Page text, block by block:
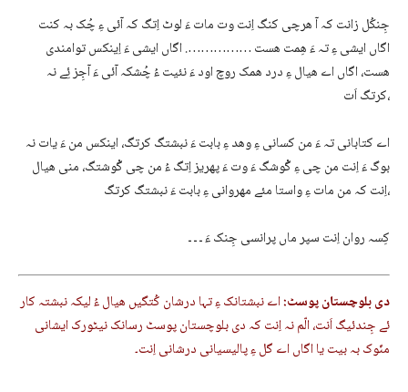
جِنکُل زانت کہ آ ھرچی کنگ اِنت وت مات ءَ لوٹ اِتگ کہ آئی ءِ چُک بہ کنت
اگاں ایشی ءِ تہ ءَ ھِمت ھست ……………. اگاں ایشی ءَ اِینکس توامندی
ھست، اگاں اے ھیال ءِ درد ھمک روچ اود ءَ نئیت ءُ چُشکہ آئی ءَ آجِز ئِے نہ
کرتگ اَت،
اے کتابانی تہ ءَ من کسانی ءِ وھد ءِ بابت ءَ نبشتگ کرتگ، اینکس من ءَ یات نہ
بوگ ءَ اِنت من چی ءِ گْوشگ ءَ وت ءَ پھریز اِتگ ءُ من چی گْوشتگ، منی ھیال
اِنت کہ من مات ءِ واستا مئے مھروانی ءِ بابت ءَ نبشتگ کرتگ،
کِسہ روان اِنت سپر ماں پرانسی جِنک ءَ ـ ـ ـ
دی بلوچستان پوسٹ:اے نبشتانک ءِ تہا درشان کُتگیں ھیال ءُ لیکہ نبشتہ کار
ئے جِندئیگ اَنت، الّم نہ اِنت کہ دی بلوچستان پوسٹ رسانک نیٹورک ایشانی
منّوک بہ بیت یا اگاں اے گل ءِ پالیسیانی درشانی اِنت۔